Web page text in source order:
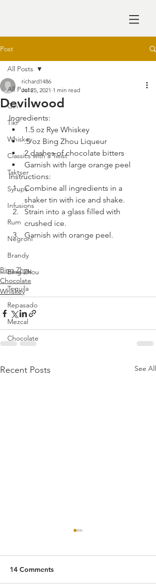
Post
All Posts
Gin
Tiki
Whiskey
Classics with a Twist
Taktser
Syrups
Infusions
Rum
Negroni
Brandy
Bing Zhou
Tequila
Repasado
Mezcal
Chocolate
All Posts
Devilwood
richard1486
Jul 25, 2021 1 min read
Ingredients:
1.5 oz Rye Whiskey
.5 oz Bing Zhou Liqueur
2 dashes of chocolate bitters
Garnish with large orange peel
Instructions:
Combine all ingredients in a
shaker tin with ice and shake.
Strain into a glass filled with
crushed ice.
Garnish with orange peel.
Bing Zhou
Chocolate
Whiskey
Recent Posts See All
14 Comments